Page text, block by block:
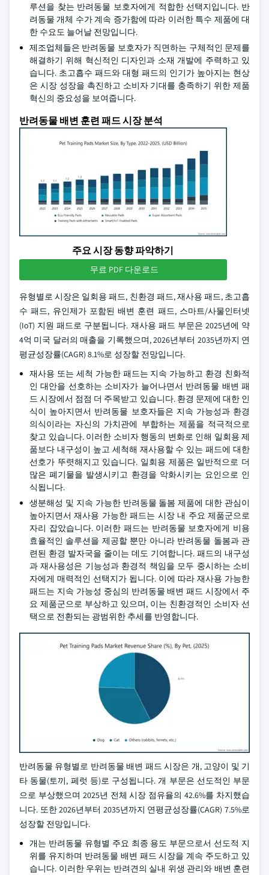
루션을 찾는 반려동물 보호자에게 적합한 선택지입니다. 반
려동물 개체 수가 계속 증가함에 따라 이러한 특수 제품에 대
한 수요도 늘어날 전망입니다.
제조업체들은 반려동물 보호자가 직면하는 구체적인 문제를
해결하기 위해 혁신적인 디자인과 소재 개발에 주력하고 있
습니다. 초고흡수 패드와 대형 패드의 인기가 높아지는 현상
은 시장 성장을 촉진하고 소비자 기대를 충족하기 위한 제품
혁신의 중요성을 보여줍니다.
반려동물 배변 훈련 패드 시장 분석
주요 시장 동향 파악하기
무료 PDF 다운로드
유형별로 시장은 일회용 패드, 친환경 패드, 재사용 패드, 초고흡
수 패드, 유인제가 포함된 배변 훈련 패드, 스마트/사물인터넷
(IoT) 지원 패드로 구분됩니다. 재사용 패드 부문은 2025년에 약
4억 미국 달러의 매출을 기록했으며, 2026년부터 2035년까지 연
평균성장률(CAGR) 8.1%로 성장할 전망입니다.
재사용 또는 세척 가능한 패드는 지속 가능하고 환경 친화적
인 대안을 선호하는 소비자가 늘어나면서 반려동물 배변 패
드 시장에서 점점 더 주목받고 있습니다. 환경 문제에 대한 인
식이 높아지면서 반려동물 보호자들은 지속 가능성과 환경
의식이라는 자신의 가치관에 부합하는 제품을 적극적으로
찾고 있습니다. 이러한 소비자 행동의 변화로 인해 일회용 제
품보다 내구성이 높고 세척해 재사용할 수 있는 패드에 대한
선호가 뚜렷해지고 있습니다. 일회용 제품은 일반적으로 더
많은 폐기물을 발생시키고 환경을 악화시키는 요인으로 인
식됩니다.
생분해성 및 지속 가능한 반려동물 돌봄 제품에 대한 관심이
높아지면서 재사용 가능한 패드는 시장 내 주요 제품군으로
자리 잡았습니다. 이러한 패드는 반려동물 보호자에게 비용
효율적인 솔루션을 제공할 뿐만 아니라 반려동물 돌봄과 관
련된 환경 발자국을 줄이는 데도 기여합니다. 패드의 내구성
과 재사용성은 기능성과 환경적 책임을 모두 중시하는 소비
자에게 매력적인 선택지가 됩니다. 이에 따라 재사용 가능한
패드는 지속 가능성 중심의 반려동물 배변 패드 시장에서 주
요 제품군으로 부상하고 있으며, 이는 친환경적인 소비자 선
택으로 전환되는 광범위한 추세를 반영합니다.
반려동물 유형별로 반려동물 배변 패드 시장은 개, 고양이 및 기
타 동물(토끼, 페럿 등)로 구성됩니다. 개 부문은 선도적인 부문
으로 부상했으며 2025년 전체 시장 점유율의 42.6%를 차지했습
니다. 또한 2026년부터 2035년까지 연평균성장률(CAGR) 7.5%로
성장할 전망입니다.
개는 반려동물 유형별 주요 최종 용도 부문으로서 선도적 지
위를 유지하며 반려동물 배변 패드 시장을 계속 주도하고 있
습니다. 이러한 우위는 반려견의 실내 위생 관리와 배변 훈련